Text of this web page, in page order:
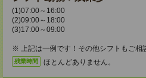
(1)07:00～16:00
(2)09:00～18:00
(3)17:00～09:00
※ 上記は一例です！その他シフトもご相
残業時間 ほとんどありません。